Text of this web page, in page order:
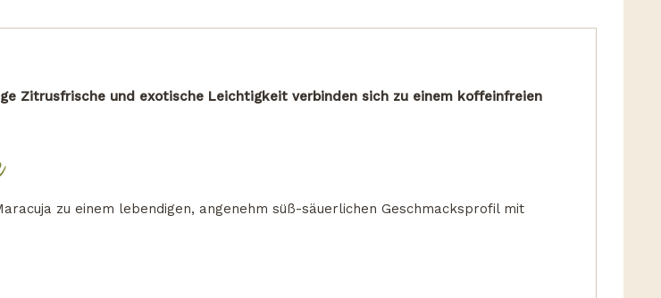
Zitrusfrische und exotische Leichtigkeit verbinden sich zu einem koffeinfreien
zu einem lebendigen, angenehm süß-säuerlichen Geschmacksprofil mit